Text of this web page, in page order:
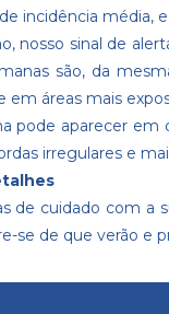
incidência média,
nosso sinal de
são, da
em áreas mais
pode aparecer em
irregulares e
de cuidado com a
se de que verão e